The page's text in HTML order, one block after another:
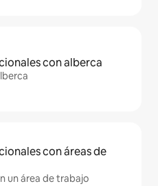
con alberca
con áreas de
un área de trabajo